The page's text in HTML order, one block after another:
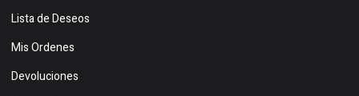
Lista de Deseos
Mis Ordenes
Devoluciones